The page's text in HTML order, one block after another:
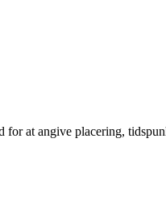
for at angive placering,